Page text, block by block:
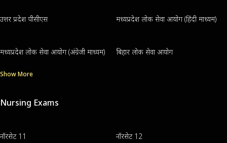
उत्तर प्रदेश पीसीएस मध्यप्रदेश लोक सेवा आयोग (हिंदी माध्यम)
मध्यप्रदेश लोक सेवा आयोग (अंग्रेजी माध्यम) बिहार लोक सेवा आयोग
Show More
Nursing Exams
नॉरसेट 11 नॉरसेट 12